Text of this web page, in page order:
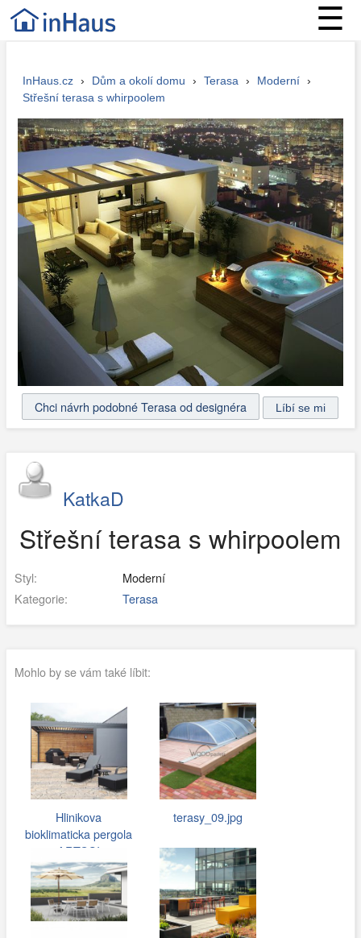
☰
InHaus.cz › Dům a okolí domu › Terasa › Moderní ›
Střešní terasa s whirpoolem
Chci návrh podobné Terasa od designéra
KatkaD
Střešní terasa s whirpoolem
Styl:
Moderní
Kategorie:
Terasa
Mohlo by se vám také líbit:
Hlinikova
bioklimaticka pergola
ARTOSI
terasy_09.jpg